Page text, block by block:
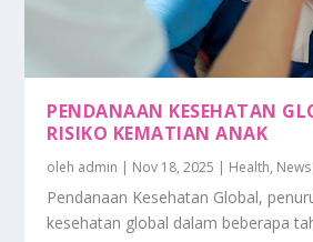
PENDANAAN KESEHATAN
RISIKO KEMATIAN ANAK
oleh admin | Nov 18, 2025 | Health, News
Pendanaan Kesehatan Global,
kesehatan global dalam beberapa